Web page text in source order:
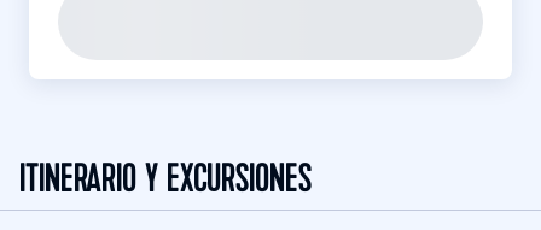
ITINERARIO Y EXCURSIONES